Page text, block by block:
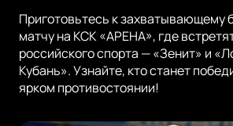
Приготовьтесь к захватывающему
матчу на КСК «АРЕНА», где
российского спорта — «Зенит» и
Кубань». Узнайте, кто станет
ярком противостоянии!